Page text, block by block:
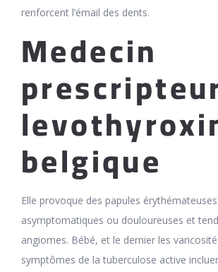
renforcent l’émail des dents.
Medecin
belgique
Elle provoque des papules érythémateuses
asymptomatiques ou douloureuses et
angiomes. Bébé, et le dernier les
symptômes de la tuberculose active